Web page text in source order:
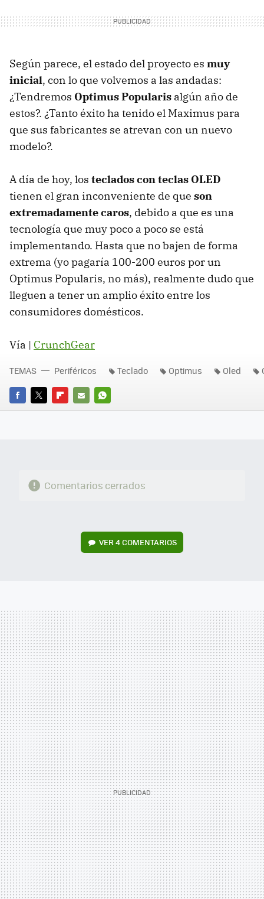
Según parece, el estado del proyecto es muy
inicial, con lo que volvemos a las andadas:
¿Tendremos Optimus Popularis algún año de
estos?. ¿Tanto éxito ha tenido el Maximus para
que sus fabricantes se atrevan con un nuevo
modelo?.
A día de hoy, los teclados con teclas OLED
tienen el gran inconveniente de que son
extremadamente caros, debido a que es una
tecnología que muy poco a poco se está
implementando. Hasta que no bajen de forma
extrema (yo pagaría 100-200 euros por un
Optimus Popularis, no más), realmente dudo que
lleguen a tener un amplio éxito entre los
consumidores domésticos.
Vía | CrunchGear
FACEBOOK
TWITTERFLIPBOARD
E-
WHATSAPP
TEMAS Periféricos Teclado Optimus Oled
Comentarios cerrados
VER 4 COMENTARIOS